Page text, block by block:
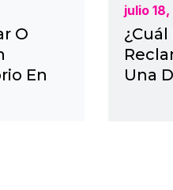
O
En
julio
Una